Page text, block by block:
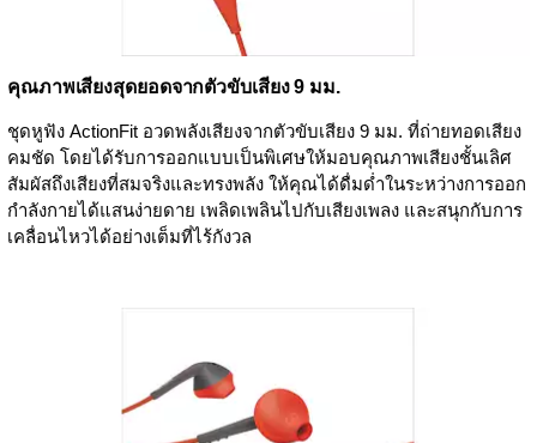
คุณภาพเสียงสุดยอดจากตัวขับเสียง 9 มม.
ชุดหูฟัง ActionFit อวดพลังเสียงจากตัวขับเสียง 9 มม. ที่ถ่ายทอดเสียง
คมชัด โดยได้รับการออกแบบเป็นพิเศษให้มอบคุณภาพเสียงชั้นเลิศ
สัมผัสถึงเสียงที่สมจริงและทรงพลัง ให้คุณได้ดื่มด่ำในระหว่างการออก
กำลังกายได้แสนง่ายดาย เพลิดเพลินไปกับเสียงเพลง และสนุกกับการ
เคลื่อนไหวได้อย่างเต็มที่ไร้กังวล